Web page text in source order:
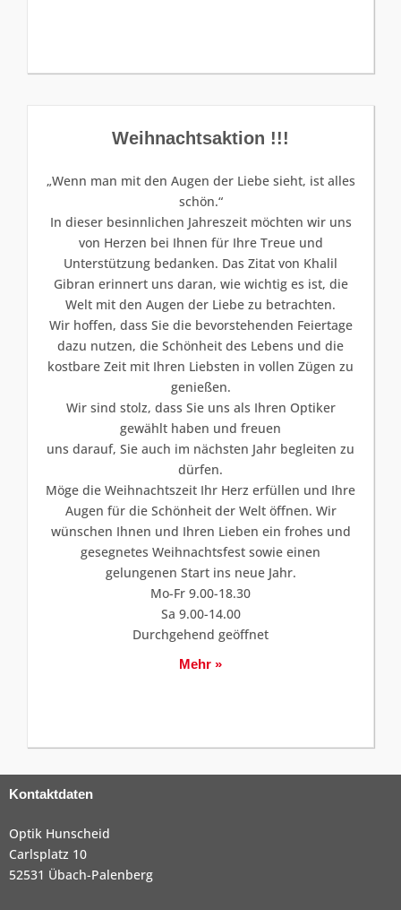
Weihnachtsaktion !!!
„Wenn man mit den Augen der Liebe sieht, ist alles
schön.“
In dieser besinnlichen Jahreszeit möchten wir uns
von Herzen bei Ihnen für Ihre Treue und
Unterstützung bedanken. Das Zitat von Khalil
Gibran erinnert uns daran, wie wichtig es ist, die
Welt mit den Augen der Liebe zu betrachten.
Wir hoffen, dass Sie die bevorstehenden Feiertage
dazu nutzen, die Schönheit des Lebens und die
kostbare Zeit mit Ihren Liebsten in vollen Zügen zu
genießen.
Wir sind stolz, dass Sie uns als Ihren Optiker
gewählt haben und freuen
uns darauf, Sie auch im nächsten Jahr begleiten zu
dürfen.
Möge die Weihnachtszeit Ihr Herz erfüllen und Ihre
Augen für die Schönheit der Welt öffnen. Wir
wünschen Ihnen und Ihren Lieben ein frohes und
gesegnetes Weihnachtsfest sowie einen
gelungenen Start ins neue Jahr.
Mo-Fr 9.00-18.30
Sa 9.00-14.00
Durchgehend geöffnet
Mehr »
Kontaktdaten
Optik Hunscheid
Carlsplatz 10
52531 Übach-Palenberg